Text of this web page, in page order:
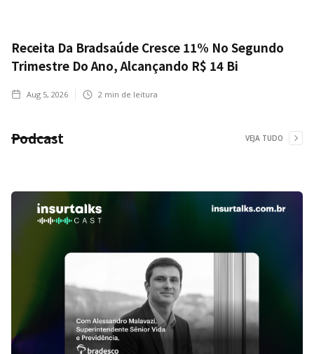
Receita Da Bradsaúde Cresce 11% No Segundo
Trimestre Do Ano, Alcançando R$ 14 Bi
Aug 5, 2026 2 min de leitura
Podcast VEJA TUDO